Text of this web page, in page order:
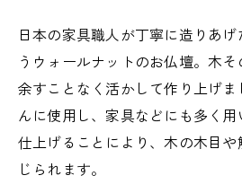
073-425-5555
営業時間 9:00 - 18:00
定休日 火曜日・水曜日
日本の家具職人が丁寧に造りあ
うウォールナットのお仏壇。木
余すことなく活かして作り上げ
んに使用し、家具などにも多く
仕上げることにより、木の木目
じられます。